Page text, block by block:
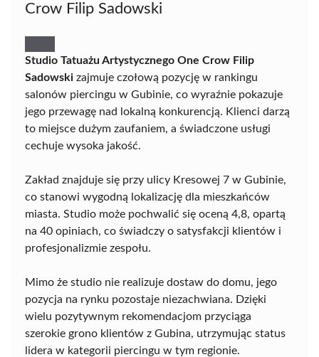
Crow Filip Sadowski
Studio Tatuażu Artystycznego One Crow Filip
Sadowski zajmuje czołową pozycję w rankingu
salonów piercingu w Gubinie, co wyraźnie pokazuje
jego przewagę nad lokalną konkurencją. Klienci darzą
to miejsce dużym zaufaniem, a świadczone usługi
cechuje wysoka jakość.
Zakład znajduje się przy ulicy Kresowej 7 w Gubinie,
co stanowi wygodną lokalizację dla mieszkańców
miasta. Studio może pochwalić się oceną 4,8, opartą
na 40 opiniach, co świadczy o satysfakcji klientów i
profesjonalizmie zespołu.
Mimo że studio nie realizuje dostaw do domu, jego
pozycja na rynku pozostaje niezachwiana. Dzięki
wielu pozytywnym rekomendacjom przyciąga
szerokie grono klientów z Gubina, utrzymując status
lidera w kategorii piercingu w tym regionie.